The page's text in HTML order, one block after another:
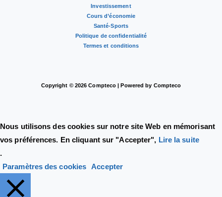
Investissement
Cours d’économie
Santé-Sports
Politique de confidentialité
Termes et conditions
Copyright © 2026 Compteco | Powered by Compteco
Nous utilisons des cookies sur notre site Web en mémorisant
vos préférences. En cliquant sur "Accepter", Lire la suite
.
Paramètres des cookies
Accepter